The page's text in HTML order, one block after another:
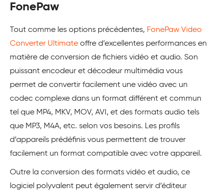
FonePaw
Tout comme les options précédentes, FonePaw Video
Converter Ultimate offre d’excellentes performances en
matière de conversion de fichiers vidéo et audio. Son
puissant encodeur et décodeur multimédia vous
permet de convertir facilement une vidéo avec un
codec complexe dans un format différent et commun
tel que MP4, MKV, MOV, AVI, et des formats audio tels
que MP3, M4A, etc. selon vos besoins. Les profils
d’appareils prédéfinis vous permettent de trouver
facilement un format compatible avec votre appareil.
Outre la conversion des formats vidéo et audio, ce
logiciel polyvalent peut également servir d’éditeur